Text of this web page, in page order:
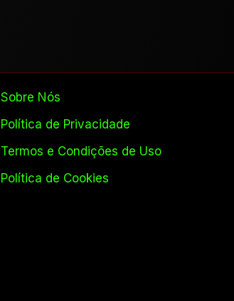
Sobre Nós
Política de Privacidade
Termos e Condições de Uso
Política de Cookies